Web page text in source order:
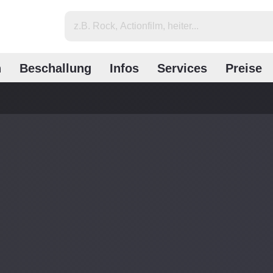
Beschallung Infos Services Preise